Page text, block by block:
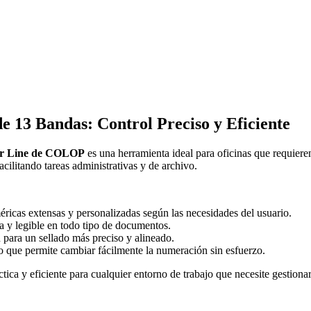
13 Bandas: Control Preciso y Eficiente
Line de COLOP es una herramienta ideal para oficinas que
tareas administrativas y de archivo.
extensas y personalizadas según las necesidades del usuario.
y legible en todo tipo de documentos.
un sellado más preciso y alineado.
que permite cambiar fácilmente la numeración sin esfuerzo.
y eficiente para cualquier entorno de trabajo que necesite